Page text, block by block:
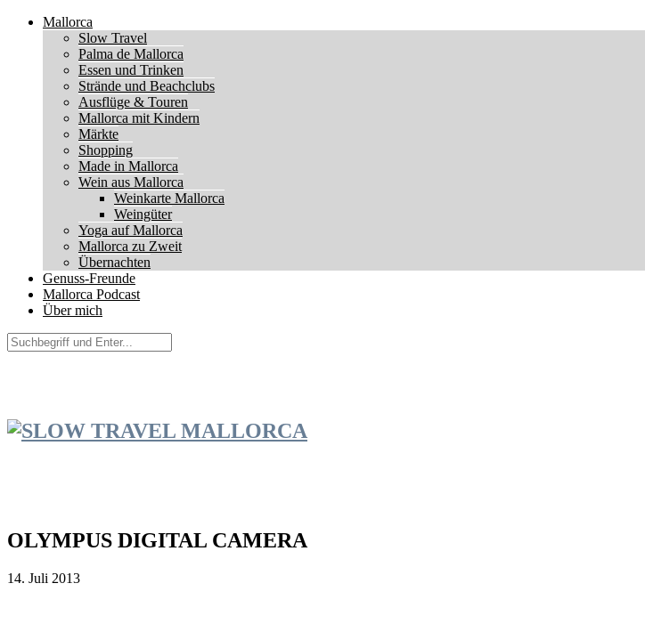
Mallorca
Slow Travel
Palma de Mallorca
Essen und Trinken
Strände und Beachclubs
Ausflüge & Touren
Mallorca mit Kindern
Märkte
Shopping
Made in Mallorca
Wein aus Mallorca
Weinkarte Mallorca
Weingüter
Yoga auf Mallorca
Mallorca zu Zweit
Übernachten
Genuss-Freunde
Mallorca Podcast
Über mich
OLYMPUS DIGITAL CAMERA
14. Juli 2013